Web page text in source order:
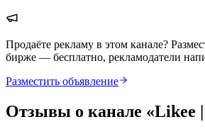
Продаёте рекламу в этом канале?
бирже — бесплатно, рекламодатели
Разместить объявление
Отзывы о канале «Likee